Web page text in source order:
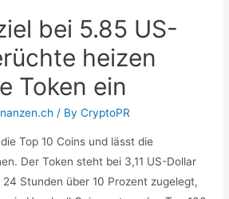
bei 5.85 US-
heizen
Token ein
/ ByCryptoPR
Top 10 Coins und lässt die
Der Token steht bei 3,11 US-Dollar
Stunden über 10 Prozent zugelegt,